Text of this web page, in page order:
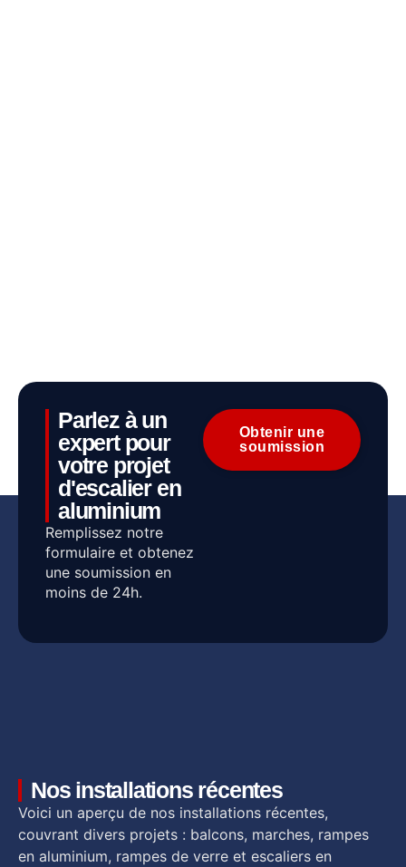
Parlez à un
expert pour
votre projet
d'escalier en
aluminium
Remplissez notre
formulaire et obtenez
une soumission en
moins de 24h.
Obtenir une
soumission
Nos installations récentes
Voici un aperçu de nos installations récentes,
couvrant divers projets : balcons, marches, rampes
en aluminium, rampes de verre et escaliers en